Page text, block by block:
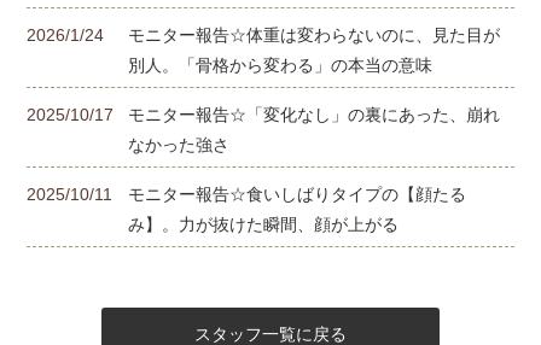
2026/1/24
モニター報告☆体重は変わらないのに、見た目が
別人。「骨格から変わる」の本当の意味
2025/10/17
モニター報告☆「変化なし」の裏にあった、崩れ
なかった強さ
2025/10/11
モニター報告☆食いしばりタイプの【顔たる
み】。力が抜けた瞬間、顔が上がる
スタッフ一覧に戻る